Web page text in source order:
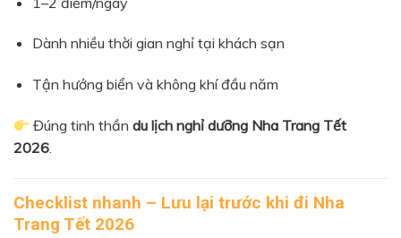
Dành nhiều thời gian nghỉ tại khách sạn
Tận hưởng biển và không khí đầu năm
Đúng tinh thầndu lịch nghỉ dưỡng Nha Trang Tết
2026
Checklist nhanh – Lưu lại trước khi đi Nha
Trang Tết 2026